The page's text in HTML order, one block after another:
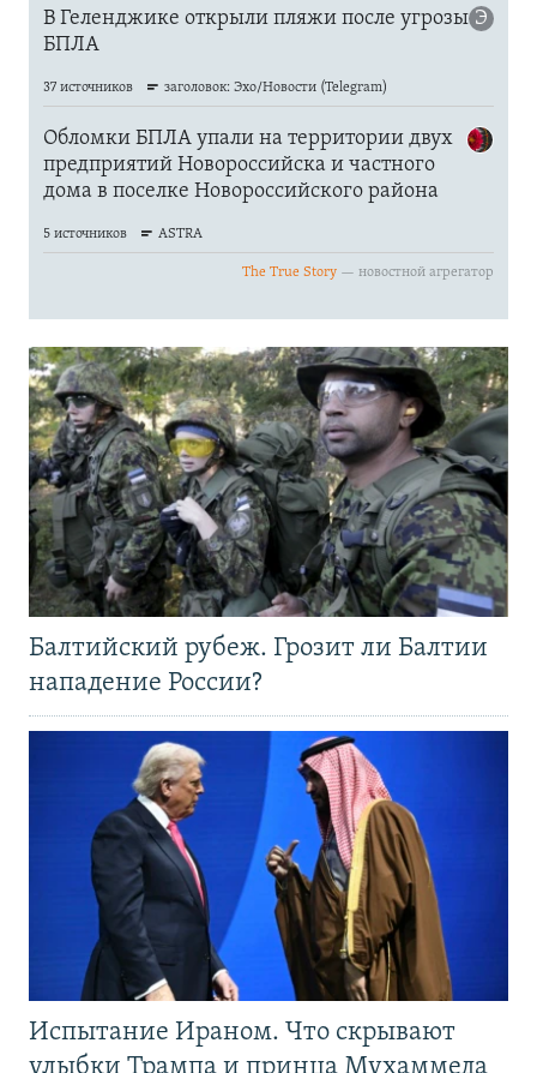
Балтийский рубеж. Грозит ли Балтии
нападение России?
Испытание Ираном. Что скрывают
улыбки Трампа и принца Мухаммеда